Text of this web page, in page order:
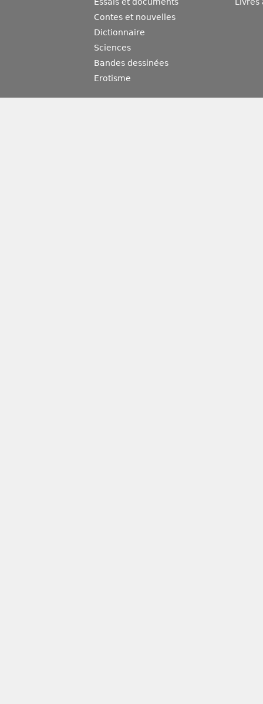
Essais et documents
Contes et nouvelles
Dictionnaire
Sciences
Bandes dessinées
Erotisme
Livres